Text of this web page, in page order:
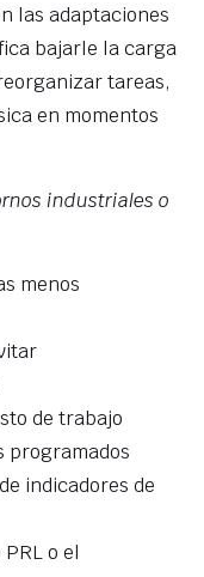
las adaptaciones
bajarle la carga
tareas,
en momentos
industriales o
menos
de trabajo
programados
indicadores de
o el